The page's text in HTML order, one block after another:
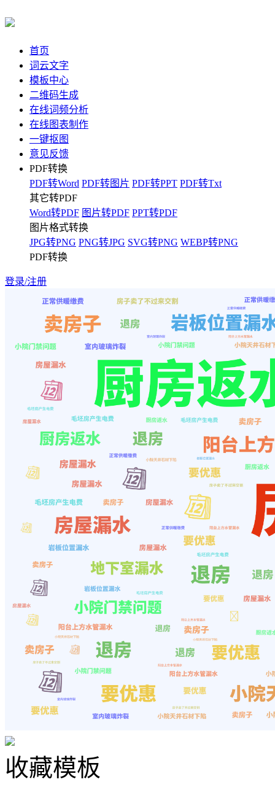
首页
词云文字
模板中心
二维码生成
在线词频分析
在线图表制作
一键抠图
意见反馈
PDF转换
PDF转Word PDF转图片 PDF转PPT PDF转Txt
其它转PDF
Word转PDF 图片转PDF PPT转PDF
图片格式转换
JPG转PNG PNG转JPG SVG转PNG WEBP转PNG
PDF转换
登录/注册
收藏模板